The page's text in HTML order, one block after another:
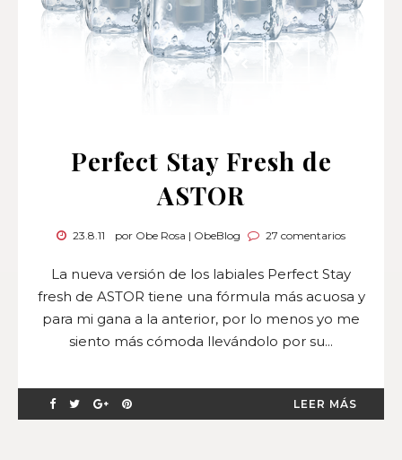
Perfect Stay Fresh de
ASTOR
23.8.11 por Obe Rosa | ObeBlog 27 comentarios
La nueva versión de los labiales Perfect Stay
fresh de ASTOR tiene una fórmula más acuosa y
para mi gana a la anterior, por lo menos yo me
siento más cómoda llevándolo por su...
LEER MÁS